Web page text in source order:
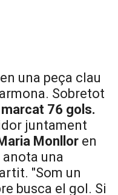
una peça clau
Sobretot
marcat 76 gols.
juntament
Monllor en
una
"Som un
busca el gol. Si